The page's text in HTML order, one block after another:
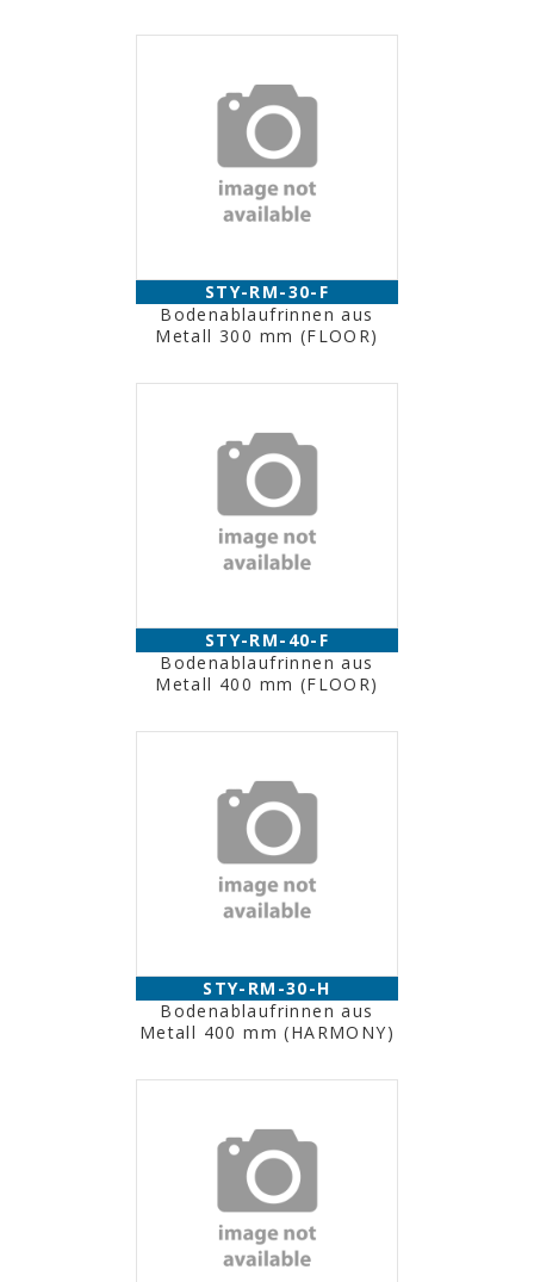
STY-RM-30-F
Bodenablaufrinnen aus
Metall 300 mm (FLOOR)
STY-RM-40-F
Bodenablaufrinnen aus
Metall 400 mm (FLOOR)
STY-RM-30-H
Bodenablaufrinnen aus
Metall 400 mm (HARMONY)